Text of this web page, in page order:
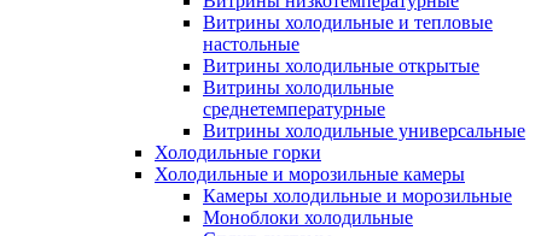
Витрины холодильные и тепловые
настольные
Витрины холодильные открытые
Витрины холодильные
среднетемпературные
Витрины холодильные универсальные
Холодильные горки
Холодильные и морозильные камеры
Камеры холодильные и морозильные
Моноблоки холодильные